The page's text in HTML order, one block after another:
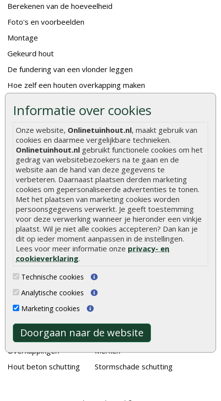
Informatie over cookies
Onze website, Onlinetuinhout.nl, maakt gebruik van
cookies en daarmee vergelijkbare technieken.
Onlinetuinhout.nl gebruikt functionele cookies om het
gedrag van websitebezoekers na te gaan en de
website aan de hand van deze gegevens te
verbeteren. Daarnaast plaatsen derden marketing
cookies om gepersonaliseerde advertenties te tonen.
Met het plaatsen van marketing cookies worden
persoonsgegevens verwerkt. Je geeft toestemming
voor deze verwerking wanneer je hieronder een vinkje
plaatst. Wil je niet alle cookies accepteren? Dan kan je
dit op ieder moment aanpassen in de instellingen.
Lees voor meer informatie onze privacy- en
cookieverklaring.
Technische cookies
Analytische cookies
Marketing cookies
Doorgaan naar de website
Berekenen van de hoeveelheid
Foto's en voorbeelden
Montage
Gekeurd hout
De fundering van een vlonder leggen
Hoe zelf een houten overkapping maken
Hoe schutting plaatsen
De 9 beste tuinschermen van Onlinetuinhout.nl
Stijlvolle houtsoorten voor in de tuin
Duurzame tuin
Welke palen voor een schapenhek
Alle populaire categorieën
Tuinhout
Schutting
Vlonderplanken
Tuinpalen
Tuinhekken
Blokhutten
Overkappingen
Hout beton schutting
Tuindeuren
Tuinschermen
Schuttingplanken
Steigerplanken
Aanbiedingen
Merken
Stormschade schutting